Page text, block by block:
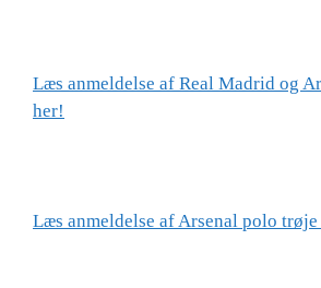
Læs anmeldelse af Real Madrid og
her!
Læs anmeldelse af Arsenal polo trøje